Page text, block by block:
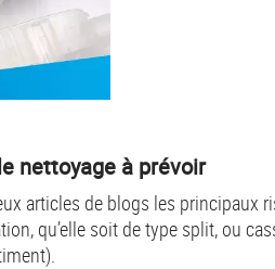
nettoyage à prévoir
articles de blogs les principaux
qu’elle soit de type split, ou